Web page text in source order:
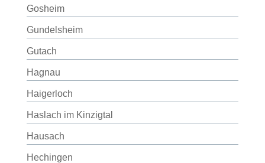
Gosheim
Gundelsheim
Gutach
Hagnau
Haigerloch
Haslach im Kinzigtal
Hausach
Hechingen